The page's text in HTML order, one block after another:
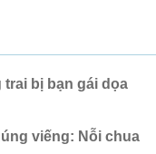
bị bạn gái dọa
viếng: Nỗi chua